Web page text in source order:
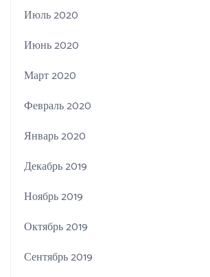
Июль 2020
Июнь 2020
Март 2020
Февраль 2020
Январь 2020
Декабрь 2019
Ноябрь 2019
Октябрь 2019
Сентябрь 2019